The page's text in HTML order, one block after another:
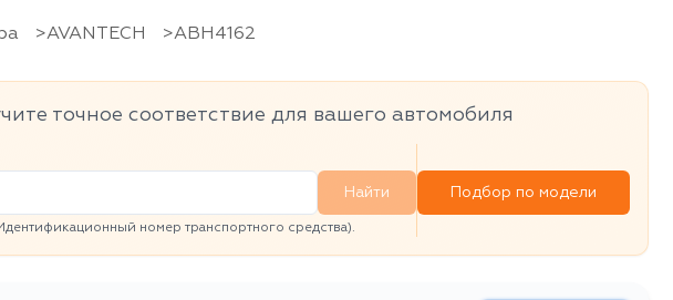
AVANTECH ABH4162
точное соответствие для вашего автомобиля
Найти
номер транспортного средства).
Подбор по модели